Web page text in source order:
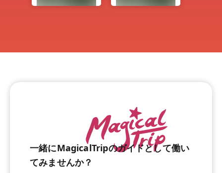
一緒にMagicalTripのガイドとして働い
てみませんか？